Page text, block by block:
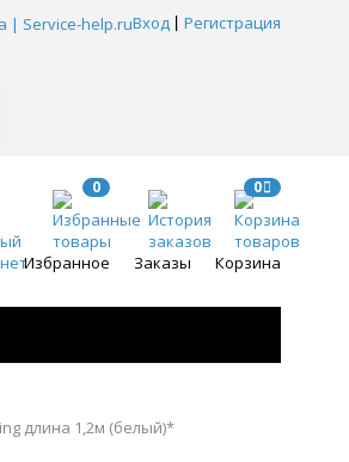
Вход Регистрация
0
Избранное Заказы
0
Корзина
длина 1,2м (белый)*